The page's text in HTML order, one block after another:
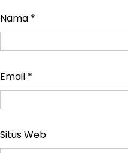
Nama *
Email *
Situs Web